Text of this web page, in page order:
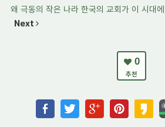
왜 극동의 작은 나라 한국의 교회가 이 시대
Next
0
추천